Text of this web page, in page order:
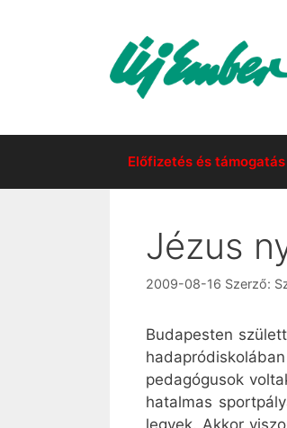
Előfizetés és támogatás
Jézus
2009-08-16 Szerző:
Budapesten
pedagógusok
hatalmas
legyek. Akkor